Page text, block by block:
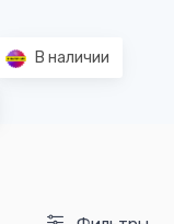
В наличии